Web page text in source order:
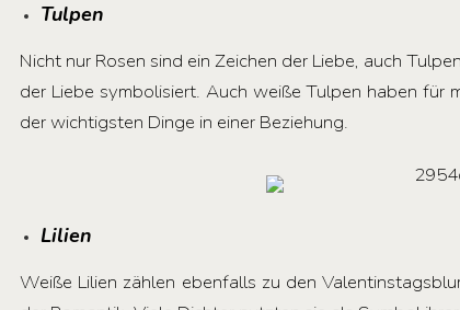
Tulpen
Nicht nur Rosen sind ein Zeichen der Liebe, auch
der Liebe symbolisiert. Auch weiße Tulpen haben für
der wichtigsten Dinge in einer Beziehung.
Lilien
Weiße Lilien zählen ebenfalls zu den